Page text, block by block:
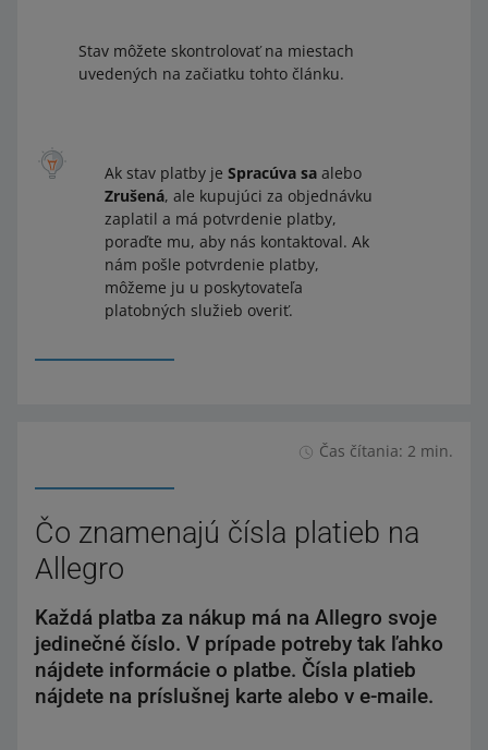
Stav môžete skontrolovať na miestach
uvedených na začiatku tohto článku.
Ak stav platby je Spracúva sa alebo
Zrušená, ale kupujúci za objednávku
zaplatil a má potvrdenie platby,
poraďte mu, aby nás kontaktoval. Ak
nám pošle potvrdenie platby,
môžeme ju u poskytovateľa
platobných služieb overiť.
Čas čítania: 2 min.
Čo znamenajú čísla platieb na
Allegro
Každá platba za nákup má na Allegro svoje
jedinečné číslo. V prípade potreby tak ľahko
nájdete informácie o platbe. Čísla platieb
nájdete na príslušnej karte alebo v e-maile.